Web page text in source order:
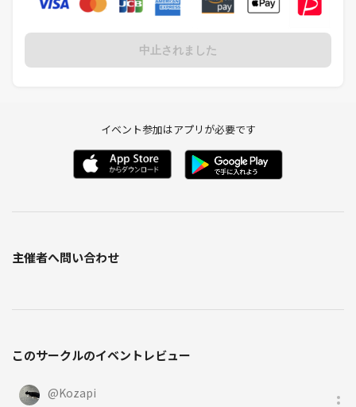
また、招待を受けてアメリカのカリフォルニアに
１年間滞在し、ロサンゼルス、サンフランシスコでの
分かりやすさをモットーにした、親しみやすい
★★メンバー随時募集中★★
イベントの様子などはこちらをご覧ください↓
【注意事項】
対しても同様に対応させて頂きます。
中止されました
イベント参加はアプリが必要です
主催者へ問い合わせ
このサークルのイベントレビュー
@Kozapi